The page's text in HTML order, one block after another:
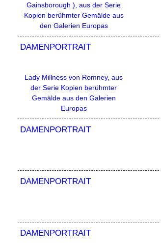
Gainsborough ), aus der Serie
Kopien berühmter Gemälde aus
den Galerien Europas
DAMENPORTRAIT
Lady Millness von Romney, aus
der Serie Kopien berühmter
Gemälde aus den Galerien
Europas
DAMENPORTRAIT
DAMENPORTRAIT
DAMENPORTRAIT